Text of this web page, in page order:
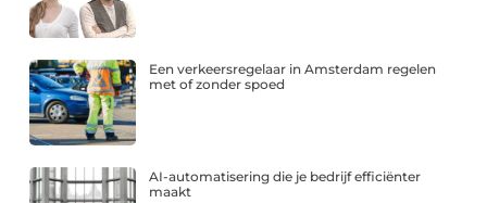
Een verkeersregelaar in Amsterdam regelen
met of zonder spoed
AI-automatisering die je bedrijf efficiënter
maakt